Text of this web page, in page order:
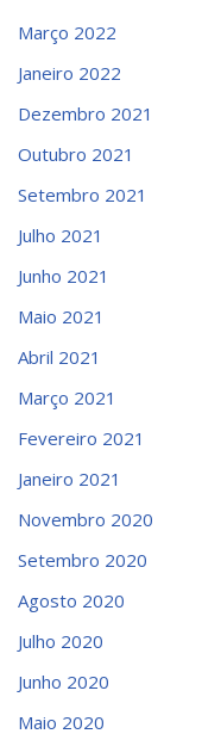
Março 2022
Janeiro 2022
Dezembro 2021
Outubro 2021
Setembro 2021
Julho 2021
Junho 2021
Maio 2021
Abril 2021
Março 2021
Fevereiro 2021
Janeiro 2021
Novembro 2020
Setembro 2020
Agosto 2020
Julho 2020
Junho 2020
Maio 2020